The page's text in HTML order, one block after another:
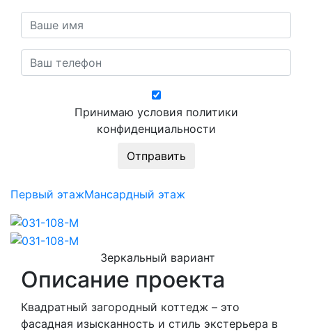
Принимаю условия политики
конфиденциальности
Первый этажМансардный этаж
Зеркальный вариант
Описание проекта
Квадратный загородный коттедж – это
фасадная изысканность и стиль экстерьера в